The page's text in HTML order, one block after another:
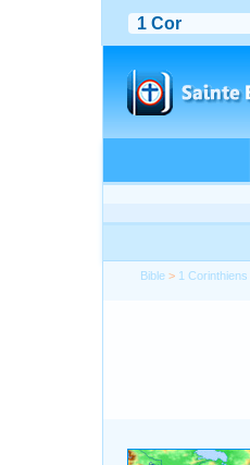
Bible > 1 Corinthiens